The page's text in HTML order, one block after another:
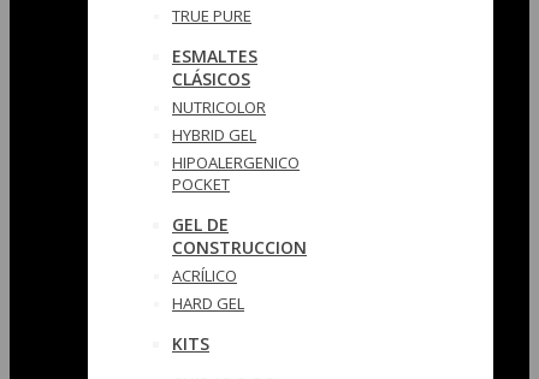
TRUE PURE
ESMALTES
CLÁSICOS
NUTRICOLOR
HYBRID GEL
HIPOALERGENICO
POCKET
GEL DE
CONSTRUCCION
ACRÍLICO
HARD GEL
KITS